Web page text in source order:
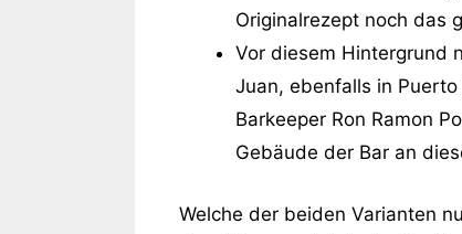
Originalrezept noch das
Vor diesem Hintergrund
Juan, ebenfalls in
Barkeeper Ron Ramon
Gebäude der Bar an
Welche der beiden Varianten